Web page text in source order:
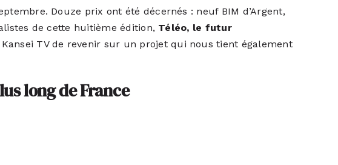
Douze prix ont été décernés : neuf BIM d’Argent,
de cette huitième édition, Téléo, le futur
Kansei TV de revenir sur un projetqui nous tient également
long de France